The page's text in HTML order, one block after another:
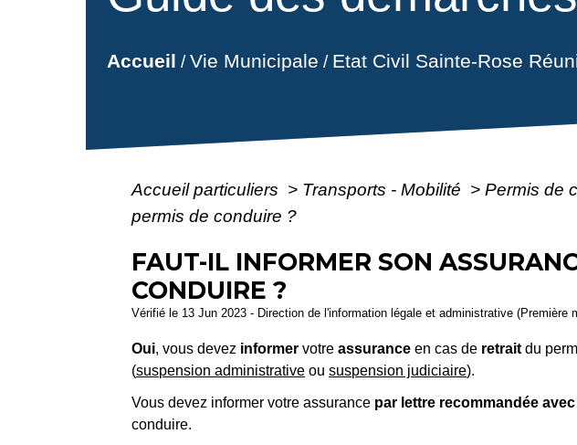
Accueil /Vie Municipale / Etat Civil Sainte-Rose
Accueil particuliers > Transports - Mobilité > Permis de
permis de conduire ?
FAUT-IL INFORMER SON
CONDUIRE ?
Vérifié le 13 Jun 2023 - Direction de l'information légale et administrative (Première
Oui, vous devez informer votreassurance en cas de retrait du
(suspension administrative oususpension judiciaire).
Vous devez informer votre assurance par lettre recommandée
conduire.